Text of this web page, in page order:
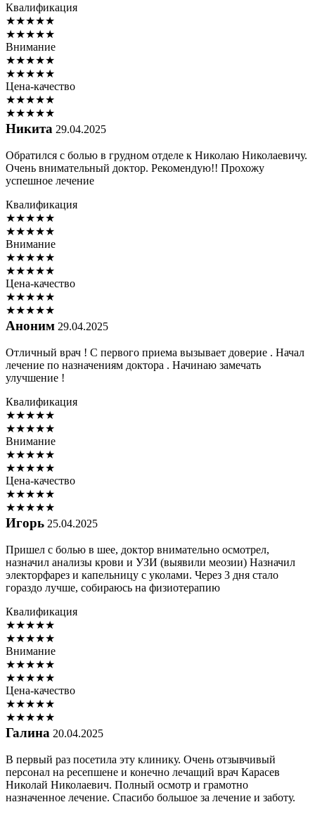
Квалификация
★★★★★
★★★★★
Внимание
★★★★★
★★★★★
Цена-качество
★★★★★
★★★★★
Никита 29.04.2025
Обратился с болью в грудном отделе к Николаю Николаевичу.
Очень внимательный доктор. Рекомендую!! Прохожу
успешное лечение
Квалификация
★★★★★
★★★★★
Внимание
★★★★★
★★★★★
Цена-качество
★★★★★
★★★★★
Аноним 29.04.2025
Отличный врач ! С первого приема вызывает доверие . Начал
лечение по назначениям доктора . Начинаю замечать
улучшение !
Квалификация
★★★★★
★★★★★
Внимание
★★★★★
★★★★★
Цена-качество
★★★★★
★★★★★
Игорь 25.04.2025
Пришел с болью в шее, доктор внимательно осмотрел,
назначил анализы крови и УЗИ (выявили меозии) Назначил
электорфарез и капельницу с уколами. Через 3 дня стало
гораздо лучше, собираюсь на физиотерапию
Квалификация
★★★★★
★★★★★
Внимание
★★★★★
★★★★★
Цена-качество
★★★★★
★★★★★
Галина 20.04.2025
В первый раз посетила эту клинику. Очень отзывчивый
персонал на ресепшене и конечно лечащий врач Карасев
Николай Николаевич. Полный осмотр и грамотно
назначенное лечение. Спасибо большое за лечение и заботу.